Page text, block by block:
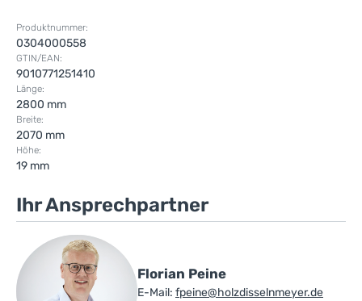
Produktnummer:
0304000558
GTIN/EAN:
9010771251410
Länge:
2800 mm
Breite:
2070 mm
Höhe:
19 mm
Ihr Ansprechpartner
Florian Peine
E-Mail: fpeine@holzdisselnmeyer.de